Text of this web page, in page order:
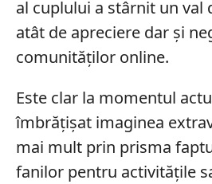
al cuplului a stârnit un val
atât de apreciere dar și
comunităților online.
Este clar la momentul
îmbrățișat imaginea
mai mult prin prisma
fanilor pentru activitățile